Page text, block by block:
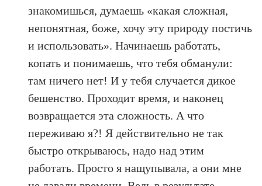
знакомишься, думаешь «какая сложная,
непонятная, боже, хочу эту природу постичь
и использовать». Начинаешь работать,
копать и понимаешь, что тебя обманули:
там ничего нет! И у тебя случается дикое
бешенство. Проходит время, и наконец
возвращается эта сложность. А что
переживаю я?! Я действительно не так
быстро открываюсь, надо над этим
работать. Просто я нащупывала, а они мне